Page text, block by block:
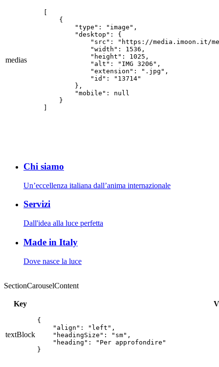
medias
    {
        "type": "image",
        "desktop": {
"src": "https://media.imoon.it/
            "width": 1536,
            "height": 1025,
            "alt": "IMG 3206",
            "extension": ".jpg",
            "id": "13714"
        },
        "mobile": null
    }
Chi siamo
Un’eccellenza italiana dall’anima internazionale
Servizi
Dall'idea alla luce perfetta
Made in Italy
Dove nasce la luce
SectionCarouselContent
Key
textBlock
{
    "align": "left",
    "headingSize": "sm",
    "heading": "Per approfondire"
}